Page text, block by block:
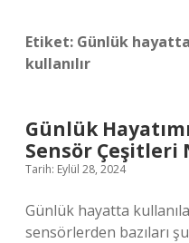
Etiket: Günlük
kullanılır
Günlük
Sensör Çeşitleri
Tarih: Eylül 28, 2024
Günlük hayatta
sensörlerden bazıları